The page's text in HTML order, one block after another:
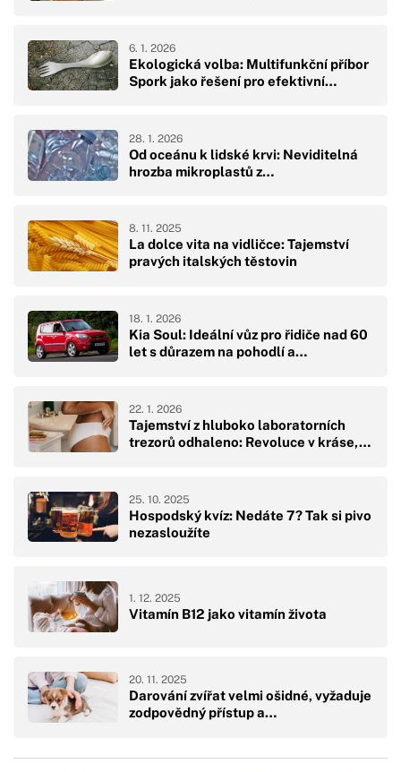
Ekologická volba: Multifunkční příbor
Spork jako řešení pro efektivní…
6. 1. 2026
Od oceánu k lidské krvi: Neviditelná
hrozba mikroplastů z…
28. 1. 2026
La dolce vita na vidličce: Tajemství
pravých italských těstovin
8. 11. 2025
Kia Soul: Ideální vůz pro řidiče nad 60
let s důrazem na pohodlí a…
18. 1. 2026
Tajemství z hluboko laboratorních
trezorů odhaleno: Revoluce v kráse,…
22. 1. 2026
Hospodský kvíz: Nedáte 7? Tak si pivo
nezasloužíte
25. 10. 2025
Vitamín B12 jako vitamín života
1. 12. 2025
Darování zvířat velmi ošidné, vyžaduje
zodpovědný přístup a…
20. 11. 2025